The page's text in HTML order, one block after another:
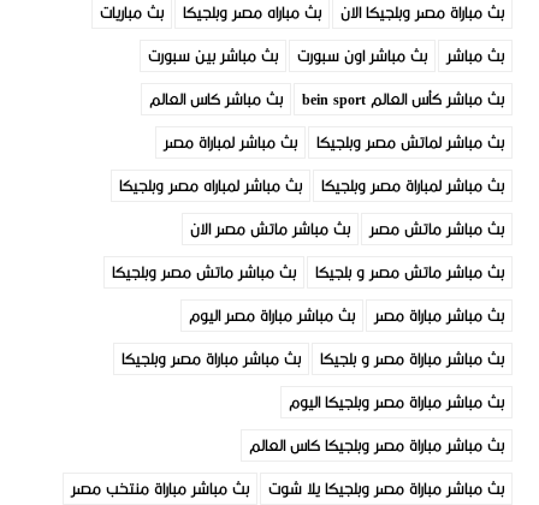
بث مباراة مصر وبلجيكا الان
بث مباراه مصر وبلجيكا
بث مباريات
بث مباشر
بث مباشر اون سبورت
بث مباشر بين سبورت
بث مباشر كأس العالم bein sport
بث مباشر كاس العالم
بث مباشر لماتش مصر وبلجيكا
بث مباشر لمباراة مصر
بث مباشر لمباراة مصر وبلجيكا
بث مباشر لمباراه مصر وبلجيكا
بث مباشر ماتش مصر
بث مباشر ماتش مصر الان
بث مباشر ماتش مصر و بلجيكا
بث مباشر ماتش مصر وبلجيكا
بث مباشر مباراة مصر
بث مباشر مباراة مصر اليوم
بث مباشر مباراة مصر و بلجيكا
بث مباشر مباراة مصر وبلجيكا
بث مباشر مباراة مصر وبلجيكا اليوم
بث مباشر مباراة مصر وبلجيكا كاس العالم
بث مباشر مباراة مصر وبلجيكا يلا شوت
بث مباشر مباراة منتخب مصر